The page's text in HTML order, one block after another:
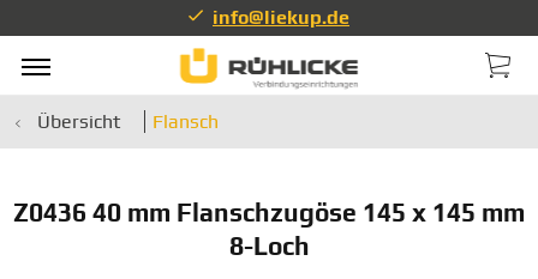
info@liekup.de
Übersicht Flansch
Z0436 40 mm Flanschzugöse 145 x 145 mm
8-Loch